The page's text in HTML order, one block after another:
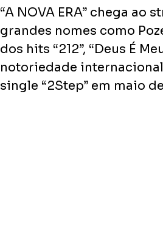
“A NOVA ERA” chega ao
grandes nomes como
dos hits “212”, “Deus É
notoriedade
single “2Step” em maio